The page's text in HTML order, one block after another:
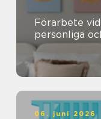
Förarbete
personliga
06. juni 2026